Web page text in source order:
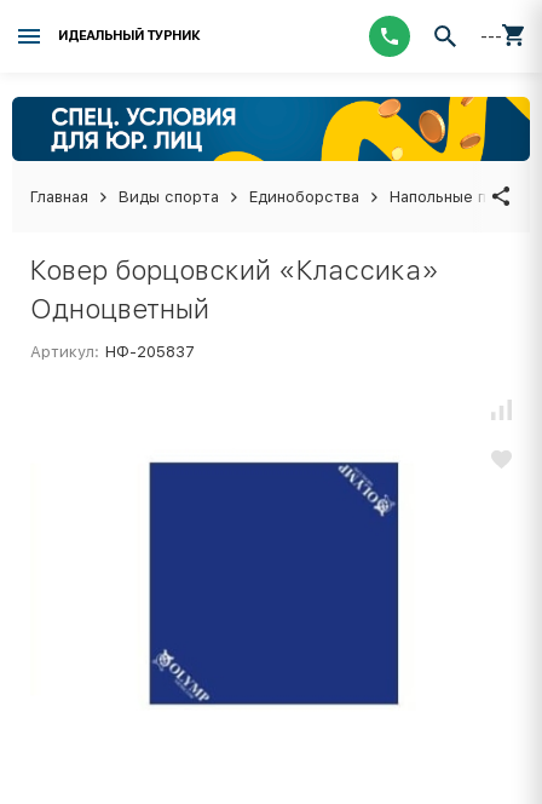
ИДЕАЛЬНЫЙ ТУРНИК ---
Главная Виды спорта Единоборства Напольные
Ковер борцовский «Классика»
Одноцветный
Артикул: НФ-205837